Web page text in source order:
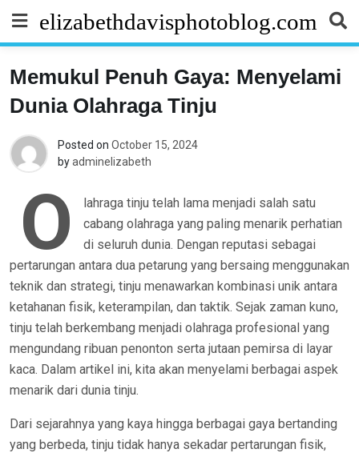
content
elizabethdavisphotoblog.com
Memukul Penuh Gaya: Menyelami
Dunia Olahraga Tinju
Posted on October 15, 2024
byadminelizabeth
O
lahraga tinju telah lama menjadi salah satu
cabang olahraga yang paling menarik perhatian
di seluruh dunia. Dengan reputasi sebagai
pertarungan antara dua petarung yang bersaing menggunakan
teknik dan strategi, tinju menawarkan kombinasi unik antara
ketahanan fisik, keterampilan, dan taktik. Sejak zaman kuno,
tinju telah berkembang menjadi olahraga profesional yang
mengundang ribuan penonton serta jutaan pemirsa di layar
kaca. Dalam artikel ini, kita akan menyelami berbagai aspek
menarik dari dunia tinju.
Dari sejarahnya yang kaya hingga berbagai gaya bertanding
yang berbeda, tinju tidak hanya sekadar pertarungan fisik,